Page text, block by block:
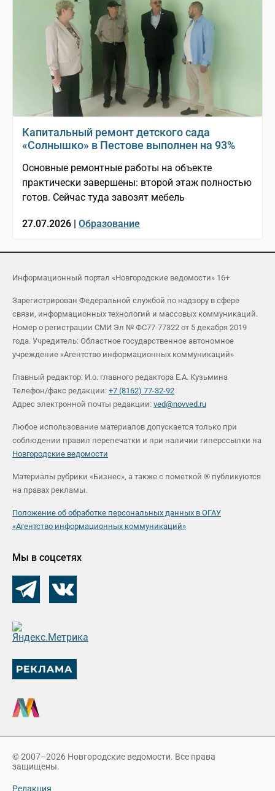
Капитальный ремонт детского сада
«Солнышко» в Пестове выполнен на 93%
Основные ремонтные работы на объекте
практически завершены: второй этаж полностью
готов. Сейчас туда завозят мебель
27.07.2026 | Образование
Информационный портал «Новгородские ведомости» 16+
Зарегистрирован Федеральной службой по надзору в сфере
связи, информационных технологий и массовых коммуникаций.
Номер о регистрации СМИ Эл № ФС77-77322 от 5 декабря 2019
года. Учредитель: Областное государственное автономное
учреждение «Агентство информационных коммуникаций»
Главный редактор: И.о. главного редактора Е.А. Кузьмина
Телефон/факс редакции: +7 (8162) 77-32-92
Адрес электронной почты редакции: ved@novved.ru
Любое использование материалов допускается только при
соблюдении правил перепечатки и при наличии гиперссылки на
Новгородские ведомости
Материалы рубрики «Бизнес», а также с пометкой ® публикуются
на правах рекламы.
Положение об обработке персональных данных в ОГАУ
«Агентство информационных коммуникаций»
Мы в соцсетях
© 2007–2026 Новгородские ведомости. Все права
защищены.
Редакция